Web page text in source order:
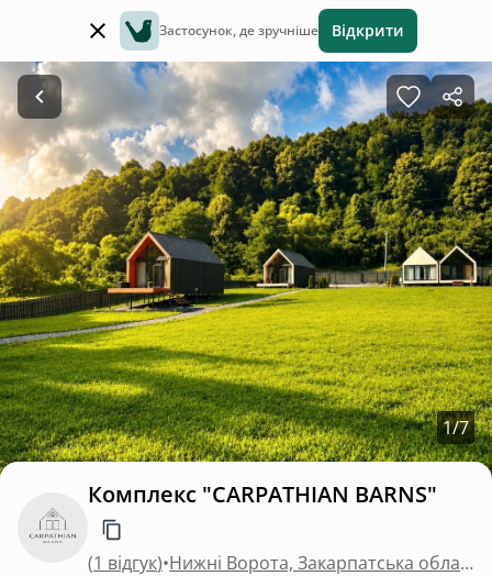
Застосунок, де зручніше Відкрити
1/7
Комплекс "CARPATHIAN BARNS"
(1 відгук)•
Нижні Ворота, Закарпатська область